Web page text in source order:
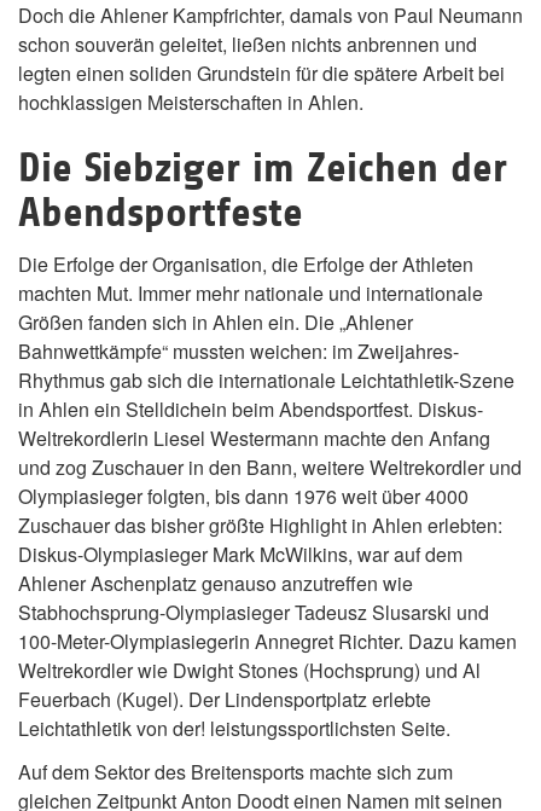
Doch die Ahlener Kampfrichter, damals von Paul Neumann
schon souverän geleitet, ließen nichts anbrennen und
legten einen soliden Grundstein für die spätere Arbeit bei
hochklassigen Meisterschaften in Ahlen.
Die Siebziger im Zeichen der
Abendsportfeste
Die Erfolge der Organisation, die Erfolge der Athleten
machten Mut. Immer mehr nationale und internationale
Größen fanden sich in Ahlen ein. Die „Ahlener
Bahnwettkämpfe“ mussten weichen: im Zweijahres-
Rhythmus gab sich die internationale Leichtathletik-Szene
in Ahlen ein Stelldichein beim Abendsportfest. Diskus-
Weltrekordlerin Liesel Westermann machte den Anfang
und zog Zuschauer in den Bann, weitere Weltrekordler und
Olympiasieger folgten, bis dann 1976 weit über 4000
Zuschauer das bisher größte Highlight in Ahlen erlebten:
Diskus-Olympiasieger Mark McWilkins, war auf dem
Ahlener Aschenplatz genauso anzutreffen wie
Stabhochsprung-Olympiasieger Tadeusz Slusarski und
100-Meter-Olympiasiegerin Annegret Richter. Dazu kamen
Weltrekordler wie Dwight Stones (Hochsprung) und Al
Feuerbach (Kugel). Der Lindensportplatz erlebte
Leichtathletik von der! leistungssportlichsten Seite.
Auf dem Sektor des Breitensports machte sich zum
gleichen Zeitpunkt Anton Doodt einen Namen mit seinen